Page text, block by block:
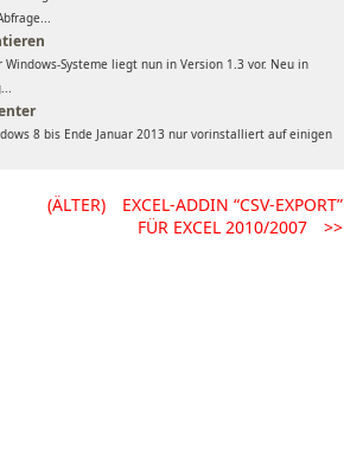
Systeme liegt nun in Version 1.3 vor. Neu in
8 bis Ende Januar 2013 nur vorinstalliert auf einigen
(ÄLTER)
EXCEL-ADDIN “CSV-EXPORT”
FÜR EXCEL 2010/2007
>>